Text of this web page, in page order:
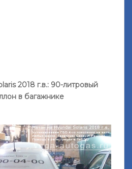
2018 г.в.: 90-литровый
в багажнике